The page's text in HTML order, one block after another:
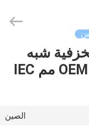
شبه
الموصلة ارتفاع OEM 210 مم IEC
الصين